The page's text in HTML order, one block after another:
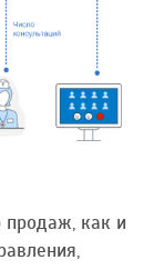
продаж, как и